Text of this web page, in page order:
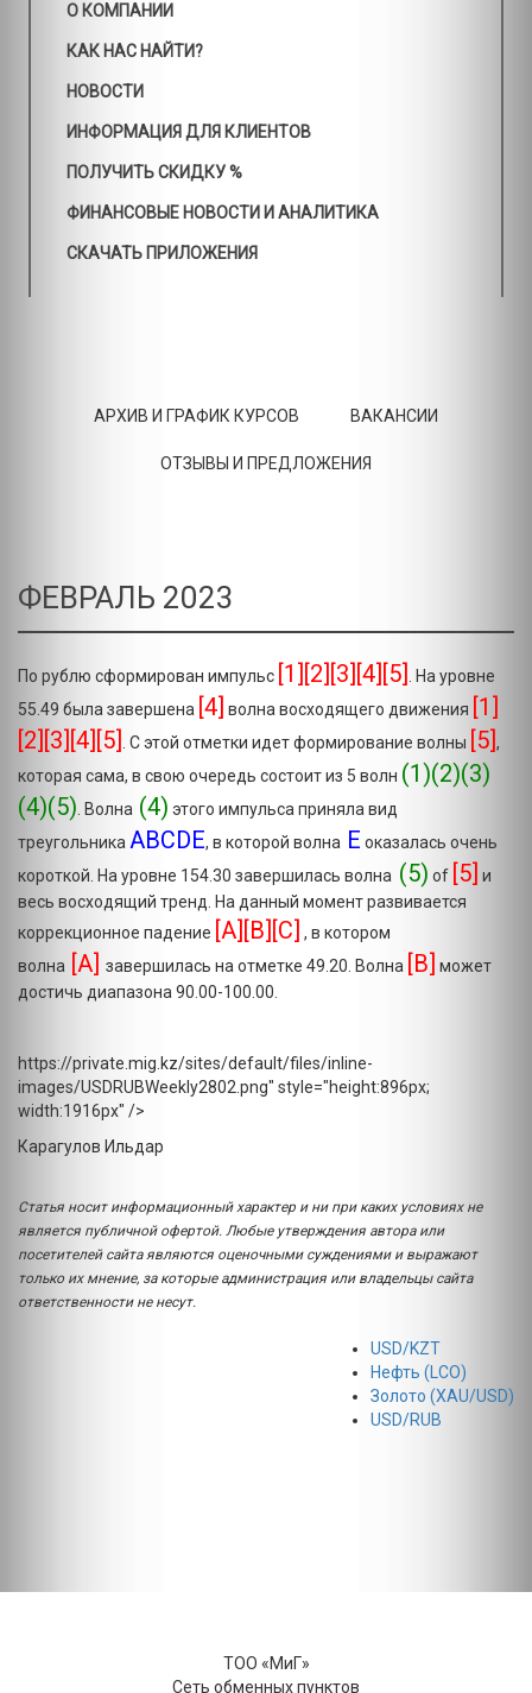
О КОМПАНИИ
КАК НАС НАЙТИ?
НОВОСТИ
ИНФОРМАЦИЯ ДЛЯ КЛИЕНТОВ
ПОЛУЧИТЬ СКИДКУ %
ФИНАНСОВЫЕ НОВОСТИ И АНАЛИТИКА
СКАЧАТЬ ПРИЛОЖЕНИЯ
АРХИВ И ГРАФИК КУРСОВ ВАКАНСИИ
ОТЗЫВЫ И ПРЕДЛОЖЕНИЯ
ФЕВРАЛЬ 2023
По рублю сформирован импульс [1][2][3][4][5]
На уровне
55.49 была завершена [4] волна восходящего движения [1]
[2][3][4][5] . С этой отметки идет формирование волны [5],
которая сама, в свою очередь состоит из 5 волн (1)(2)(3)
(4)(5) . Волна (4) этого импульса приняла вид
треугольника ABCDE, в которой волна Е оказалась очень
короткой. На уровне 154.30 завершилась волна (5) of [5] и
весь восходящий тренд. На данный момент развивается
коррекционное падение [A][B][C] , в котором
волна [A] завершилась на отметке 49.20. Волна [B] может
достичь диапазона 90.00-100.00.
https://private.mig.kz/sites/default/files/inline-
images/USDRUBWeekly2802.png" style="height:896px;
width:1916px" />
Карагулов Ильдар
Статья носит информационный характер и ни при каких условиях не
является публичной офертой. Любые утверждения автора или
посетителей сайта являются оценочными суждениями и выражают
только их мнение, за которые администрация или владельцы сайта
ответственности не несут.
USD/KZT
Нефть (LCO)
Золото (XAU/USD)
USD/RUB
ТОО «МиГ»
Сеть обменных пунктов